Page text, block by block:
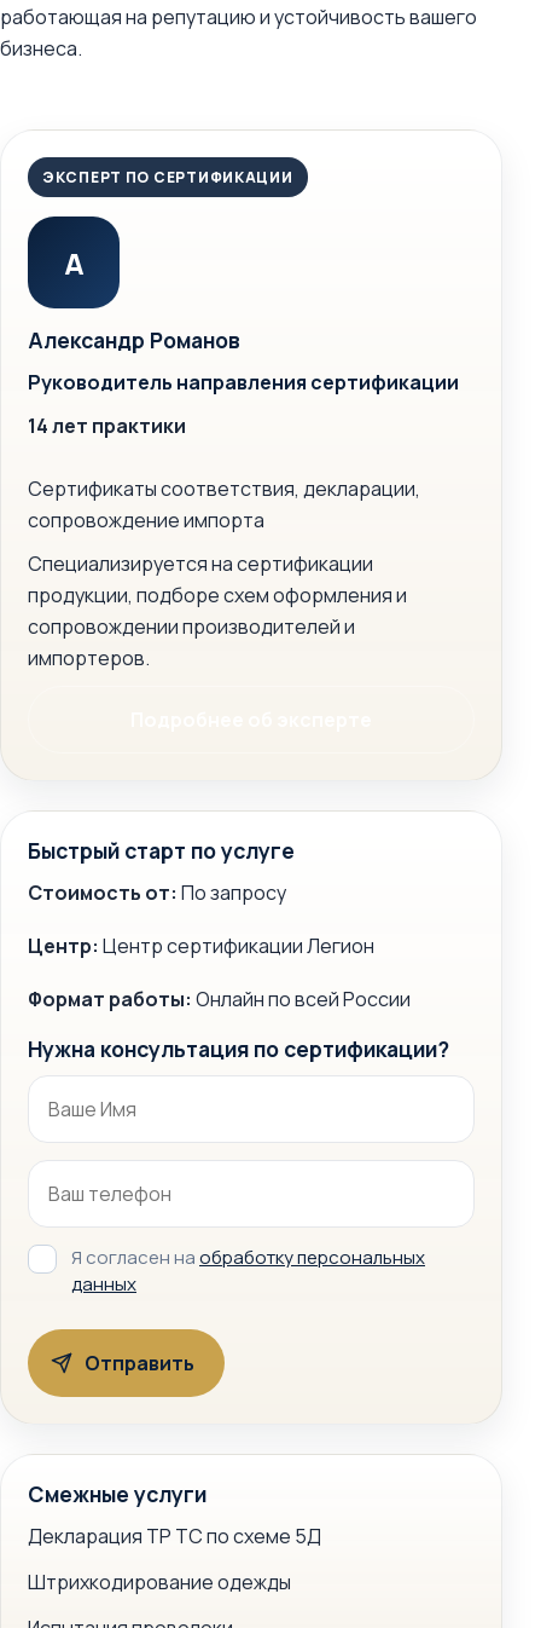
работающая на репутацию и устойчивость вашего
бизнеса.
ЭКСПЕРТ ПО СЕРТИФИКАЦИИ
А
Александр Романов
Руководитель направления сертификации
14 лет практики
Сертификаты соответствия, декларации,
сопровождение импорта
Специализируется на сертификации
продукции, подборе схем оформления и
сопровождении производителей и
импортеров.
Быстрый старт по услуге
Стоимость от: По запросу
Центр: Центр сертификации Легион
Формат работы: Онлайн по всей России
Нужна консультация по сертификации?
Я согласен наобработку персональных
данных
Смежные услуги
Декларация ТР ТС по схеме 5Д
Штрихкодирование одежды